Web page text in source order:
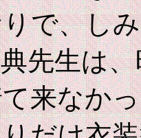
で、し
先生は
来なか